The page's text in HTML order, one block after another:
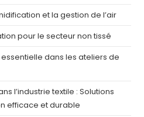
et la gestion de l’air
pour le secteur non tissé
dans les ateliers de
l’industrie textile : Solutions
efficace et durable